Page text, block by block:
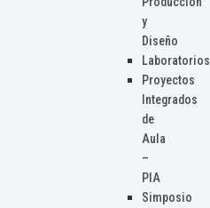
y
Diseño
Laboratorios
Proyectos
Integrados
de
Aula
–
PIA
Simposio